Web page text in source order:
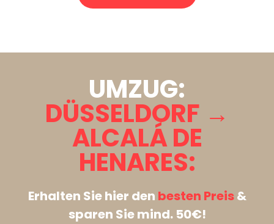
UMZUG:
DÜSSELDORF →
ALCALÁ DE
HENARES:
Erhalten Sie hier den besten Preis&
sparen Sie mind. 50€!